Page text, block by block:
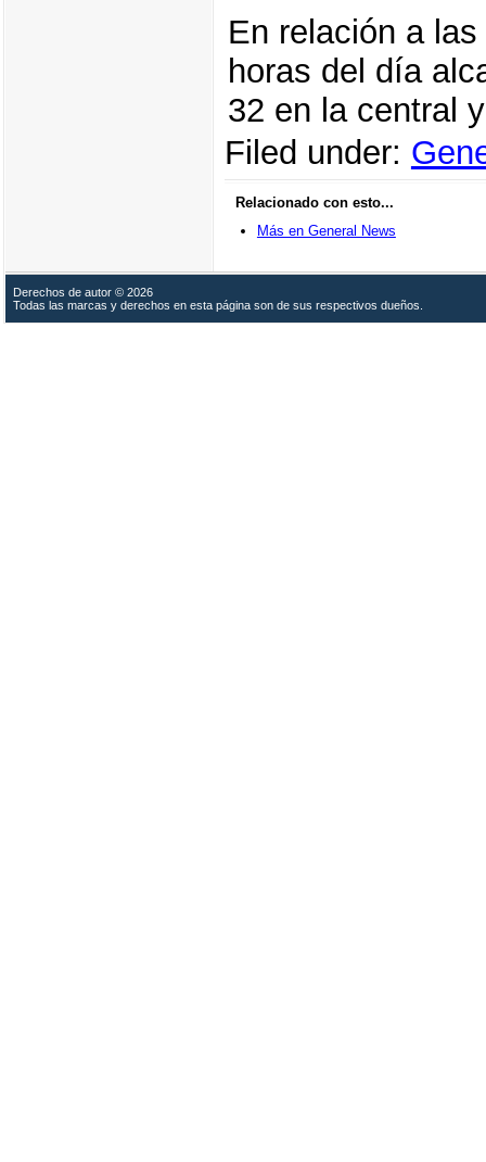
En relación a
horas del día
32 en la central
Filed under:
Relacionado con esto...
Más en General News
Derechos de autor © 2026
Todas las marcas y derechos en esta página son de sus respectivos dueños.